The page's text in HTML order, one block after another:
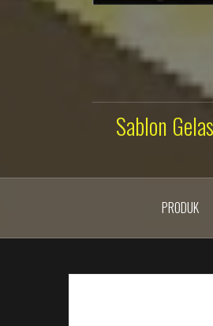
Sablon
PRODUK